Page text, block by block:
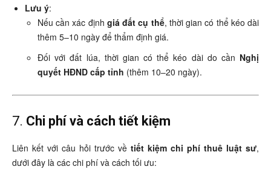
Lưu ý:
Nếu cần xác định giá đất cụ thể, thời gian có thể kéo dài
thêm 5–10 ngày để thẩm định giá.
Đối với đất lúa, thời gian có thể kéo dài do cần Nghị
quyết HĐND cấp tỉnh (thêm 10–20 ngày).
7. Chi phí và cách tiết kiệm
Liên kết với câu hỏi trước về tiết kiệm chi phí thuê luật sư,
dưới đây là các chi phí và cách tối ưu: